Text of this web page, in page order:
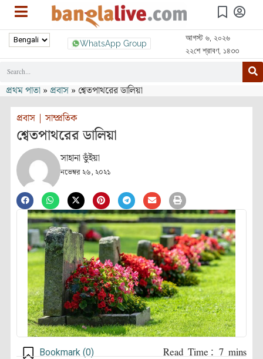
WhatsApp Group
আগস্ট ৬, ২০২৬
২২শে শ্রাবণ, ১৪৩৩
প্রথম পাতা »প্রবাস » শ্বেতপাথরের ডালিয়া
প্রবাস |সাম্প্রতিক
শ্বেতপাথরের ডালিয়া
সাহানা ভুঁইয়া
নভেম্বর ২৬, ২০২১
Bookmark (0)